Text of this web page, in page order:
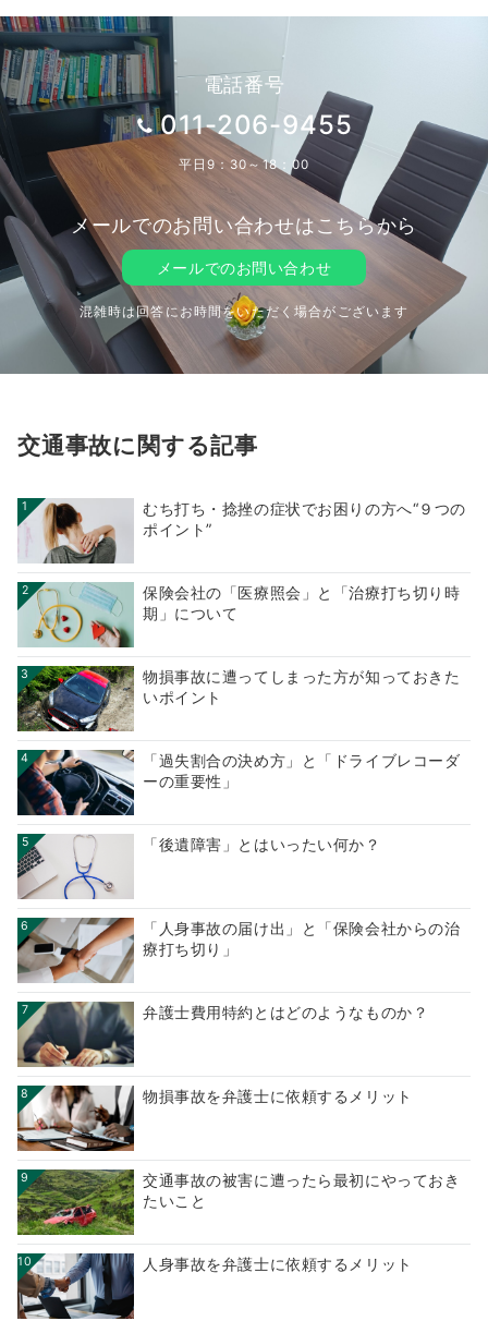
電話番号
011-206-9455
平日9：30～18：00
メールでのお問い合わせはこちらから
メールでのお問い合わせ
混雑時は回答にお時間をいただく場合がございます
交通事故に関する記事
1
むち打ち・捻挫の症状でお困りの方へ“９つの
ポイント”
2
保険会社の「医療照会」と「治療打ち切り時
期」について
3
物損事故に遭ってしまった方が知っておきた
いポイント
4
「過失割合の決め方」と「ドライブレコーダ
ーの重要性」
5 「後遺障害」とはいったい何か？
6
「人身事故の届け出」と「保険会社からの治
療打ち切り」
7 弁護士費用特約とはどのようなものか？
8 物損事故を弁護士に依頼するメリット
9
交通事故の被害に遭ったら最初にやっておき
たいこと
10 人身事故を弁護士に依頼するメリット